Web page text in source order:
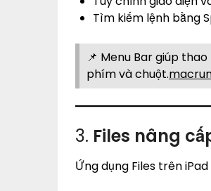
Tìm kiếm lệnh bằng
📌 Menu Bar giúp
phím và chuột.
3. Files nâng
Ứng dụng Files trên